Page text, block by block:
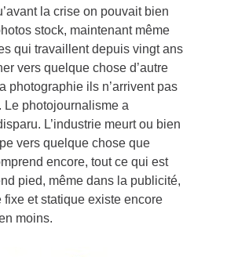
la crise on pouvait bien
stock, maintenant même
qui travaillent depuis vingt ans
vers quelque chose d’autre
photographie ils n’arrivent pas
Le photojournalisme a
L’industrie meurt ou bien
vers quelque chose que
encore, tout ce qui est
pied, même dans la publicité,
fixe et statique existe encore
moins.